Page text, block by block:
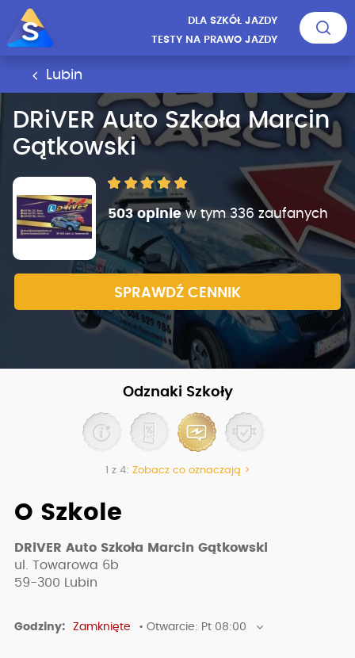
DLA SZKÓŁ JAZDY
TESTY NA PRAWO JAZDY
Lubin
DRiVER Auto Szkoła Marcin
Gątkowski
503 opiniew tym 336 zaufanych
SPRAWDŹ CENNIK
Odznaki Szkoły
1 z 4: Zobacz co oznaczają >
O Szkole
DRiVER Auto Szkoła Marcin Gątkowski
ul. Towarowa 6b
59-300
Lubin
Godziny: Zamknięte • Otwarcie: Pt 08:00